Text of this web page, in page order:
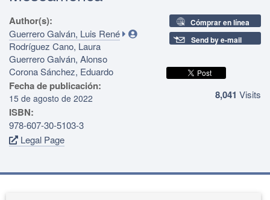
Author(s):
Guerrero Galván, Luis René
Rodríguez Cano, Laura
Guerrero Galván, Alonso
Corona Sánchez, Eduardo
Fecha de publicación:
15 de agosto de 2022
ISBN:
978-607-30-5103-3
Legal Page
Cómprar en línea
Send by e-mail
8,041 Visits